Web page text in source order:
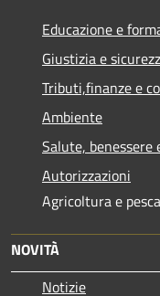
Educazione e
Giustizia e
Tributi,finanze e
Ambiente
Salute, benessere
Autorizzazioni
Agricoltura e pesca
NOVITÀ
Notizie